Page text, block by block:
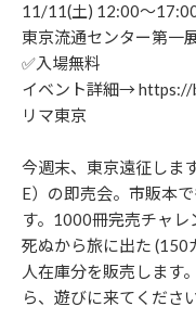
11/11(土) 12:00〜
東京流通センター第一
✅入場無料
イベント詳細→
リマ東京
今週末、東京遠征しま
E）の即売会。市販本
す。1000冊完売チャレ
死ぬから旅に出た (150
人在庫分を販売します
ら、遊びに来てください